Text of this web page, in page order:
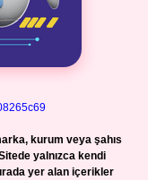
kurum veya şahıs
yalnızca kendi
yer alan içerikler